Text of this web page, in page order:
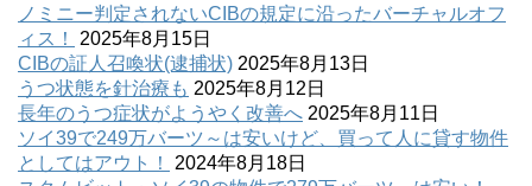
ノミニー判定されないCIBの規定に沿ったバーチャルオフ
ィス！
2025年8月15日
CIBの証人召喚状(逮捕状) 2025年8月13日
うつ状態を針治療も 2025年8月12日
長年のうつ症状がようやく改善へ 2025年8月11日
ソイ39で249万バーツ～は安いけど、買って人に貸す物件
としてはアウト！
2024年8月18日